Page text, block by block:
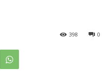
0
398